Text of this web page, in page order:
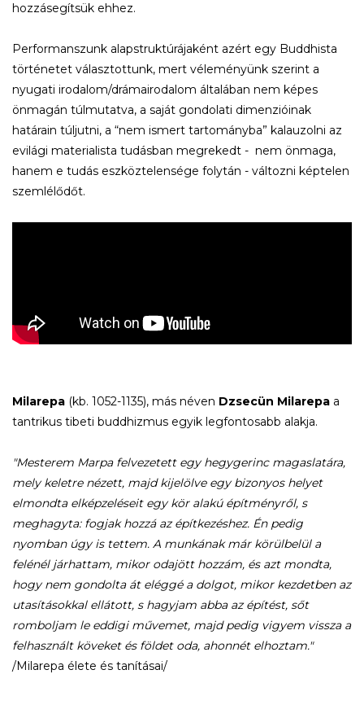
hozzásegítsük ehhez.
Performanszunk alapstruktúrájaként azért egy Buddhista
történetet választottunk, mert véleményünk szerint a
nyugati irodalom/drámairodalom általában nem képes
önmagán túlmutatva, a saját gondolati dimenzióinak
határain túljutni, a “nem ismert tartományba” kalauzolni az
evilági materialista tudásban megrekedt - nem önmaga,
hanem e tudás eszköztelensége folytán - változni képtelen
szemlélődőt.
Milarepa (kb. 1052-1135), más néven Dzsecün Milarepa a
tantrikus tibeti buddhizmus egyik legfontosabb alakja.
"Mesterem Marpa felvezetett egy hegygerinc magaslatára,
mely keletre nézett, majd kijelölve egy bizonyos helyet
elmondta elképzeléseit egy kör alakú építményről, s
meghagyta: fogjak hozzá az építkezéshez. Én pedig
nyomban úgy is tettem. A munkának már körülbelül a
felénél járhattam, mikor odajött hozzám, és azt mondta,
hogy nem gondolta át eléggé a dolgot, mikor kezdetben az
utasításokkal ellátott, s hagyjam abba az építést, sőt
romboljam le eddigi művemet, majd pedig vigyem vissza a
felhasznált köveket és földet oda, ahonnét elhoztam."
/Milarepa élete és tanításai/